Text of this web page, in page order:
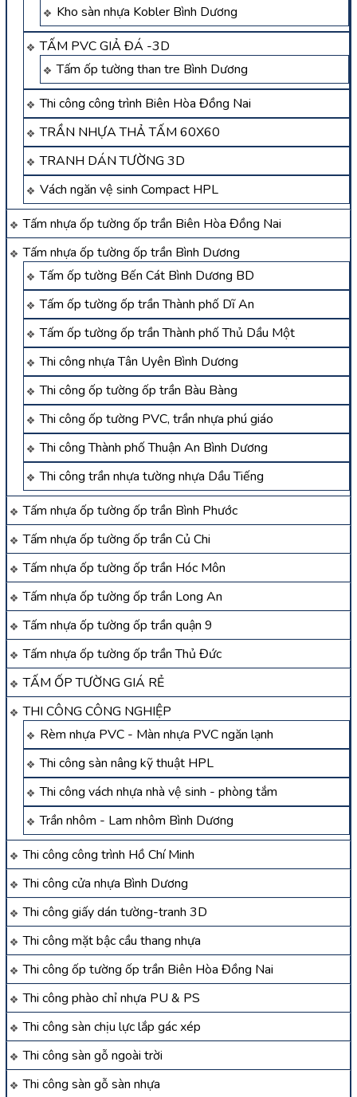
Kho sàn nhựa Kobler Bình Dương
TẤM PVC GIẢ ĐÁ -3D
Tấm ốp tường than tre Bình Dương
Thi công công trình Biên Hòa Đồng Nai
TRẦN NHỰA THẢ TẤM 60X60
TRANH DÁN TƯỜNG 3D
Vách ngăn vệ sinh Compact HPL
Tấm nhựa ốp tường ốp trần Biên Hòa Đồng Nai
Tấm nhựa ốp tường ốp trần Bình Dương
Tấm ốp tường Bến Cát Bình Dương BD
Tấm ốp tường ốp trần Thành phố Dĩ An
Tấm ốp tường ốp trần Thành phố Thủ Dầu Một
Thi công nhựa Tân Uyên Bình Dương
Thi công ốp tường ốp trần Bàu Bàng
Thi công ốp tường PVC, trần nhựa phú giáo
Thi công Thành phố Thuận An Bình Dương
Thi công trần nhựa tường nhựa Dầu Tiếng
Tấm nhựa ốp tường ốp trần Bình Phước
Tấm nhựa ốp tường ốp trần Củ Chi
Tấm nhựa ốp tường ốp trần Hóc Môn
Tấm nhựa ốp tường ốp trần Long An
Tấm nhựa ốp tường ốp trần quận 9
Tấm nhựa ốp tường ốp trần Thủ Đức
TẤM ỐP TƯỜNG GIÁ RẺ
THI CÔNG CÔNG NGHIỆP
Rèm nhựa PVC - Màn nhựa PVC ngăn lạnh
Thi công sàn nâng kỹ thuật HPL
Thi công vách nhựa nhà vệ sinh - phòng tắm
Trần nhôm - Lam nhôm Bình Dương
Thi công công trình Hồ Chí Minh
Thi công cửa nhựa Bình Dương
Thi công giấy dán tường-tranh 3D
Thi công mặt bậc cầu thang nhựa
Thi công ốp tường ốp trần Biên Hòa Đồng Nai
Thi công phào chỉ nhựa PU & PS
Thi công sàn chịu lực lắp gác xép
Thi công sàn gỗ ngoài trời
Thi công sàn gỗ sàn nhựa